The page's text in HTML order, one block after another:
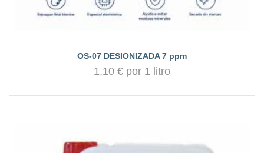
OS-07 DESIONIZADA 7 ppm
1,10 € por 1 litro